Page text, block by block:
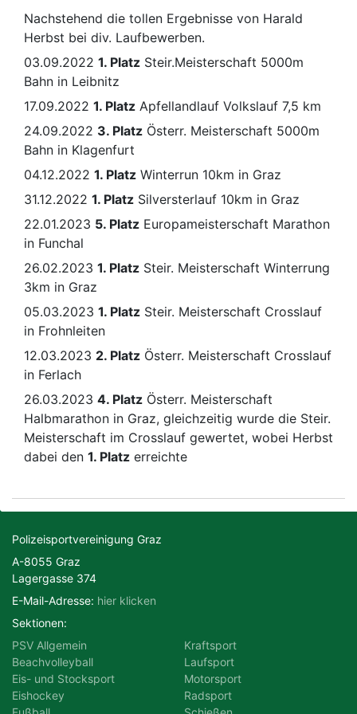
Motorsport Radsport
Schießen
Tennis Triathlon
Nachstehend die tollen Ergebnisse von Harald
Herbst bei div. Laufbewerben.
03.09.2022 1. Platz Steir.Meisterschaft 5000m
Bahn in Leibnitz
17.09.2022 1. Platz Apfellandlauf Volkslauf 7,5 km
24.09.2022 3. Platz Österr. Meisterschaft 5000m
Bahn in Klagenfurt
04.12.2022 1. Platz Winterrun 10km in Graz
31.12.2022 1. Platz Silversterlauf 10km in Graz
22.01.2023 5. Platz Europameisterschaft Marathon
in Funchal
26.02.2023 1. Platz Steir. Meisterschaft Winterrung
3km in Graz
05.03.2023 1. Platz Steir. Meisterschaft Crosslauf
in Frohnleiten
12.03.2023 2. Platz Österr. Meisterschaft Crosslauf
in Ferlach
26.03.2023 4. Platz Österr. Meisterschaft
Halbmarathon in Graz, gleichzeitig wurde die Steir.
Meisterschaft im Crosslauf gewertet, wobei Herbst
dabei den 1. Platz erreichte
Polizeisportvereinigung Graz
A-8055 Graz
Lagergasse 374
E-Mail-Adresse: hier klicken
Sektionen:
PSV Allgemein
Beachvolleyball
Eis- und Stocksport
Eishockey
Kraftsport
Laufsport
Motorsport
Radsport